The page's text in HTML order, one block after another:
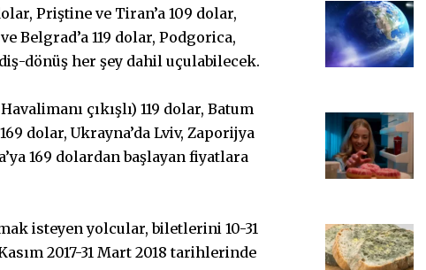
Priştine ve Tiran’a 109 dolar,
Belgrad’a 119 dolar, Podgorica,
dönüş her şey dahil uçulabilecek.
çıkışlı) 119 dolar, Batum
dolar, Ukrayna’da Lviv, Zaporijya
169 dolardan başlayan fiyatlara
isteyen yolcular, biletlerini 10-31
2017-31 Mart 2018 tarihlerinde